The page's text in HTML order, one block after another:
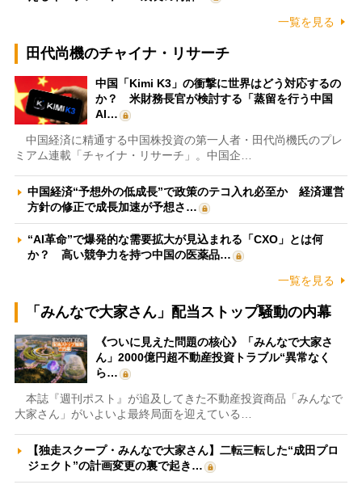
一覧を見る
田代尚機のチャイナ・リサーチ
中国「Kimi K3」の衝撃に世界はどう対応するの
か？ 米財務長官が検討する「蒸留を行う中国
AI…
中国経済に精通する中国株投資の第一人者・田代尚機氏のプレ
ミアム連載「チャイナ・リサーチ」。中国企…
中国経済“予想外の低成長”で政策のテコ入れ必至か 経済運営
方針の修正で成長加速が予想さ…
“AI革命”で爆発的な需要拡大が見込まれる「CXO」とは何
か？ 高い競争力を持つ中国の医薬品…
一覧を見る
「みんなで大家さん」配当ストップ騒動の内幕
《ついに見えた問題の核心》「みんなで大家さ
ん」2000億円超不動産投資トラブル“異常なく
ら…
本誌『週刊ポスト』が追及してきた不動産投資商品「みんなで
大家さん」がいよいよ最終局面を迎えている…
【独走スクープ・みんなで大家さん】二転三転した“成田プロ
ジェクト”の計画変更の裏で起き…